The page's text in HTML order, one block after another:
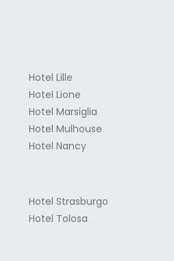
Hotel Lille
Hotel Lione
Hotel Marsiglia
Hotel Mulhouse
Hotel Nancy
Hotel Strasburgo
Hotel Tolosa